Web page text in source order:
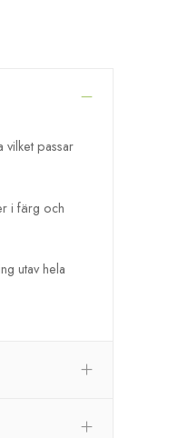
vilket passar
i färg och
utav hela